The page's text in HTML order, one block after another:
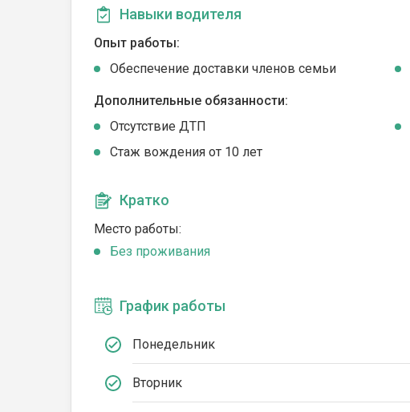
Навыки водителя
Опыт работы:
Обеспечение доставки членов семьи
Дополнительные обязанности:
Отсутствие ДТП
Стаж вождения от 10 лет
Кратко
Место работы:
Без проживания
График работы
Понедельник
Вторник